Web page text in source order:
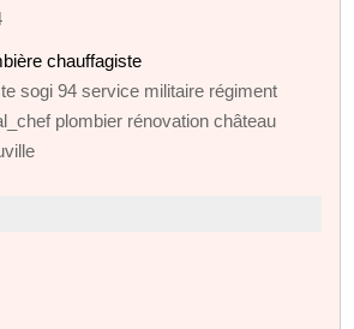
chauffagiste
sogi 94 service militaire régiment
plombier rénovation château